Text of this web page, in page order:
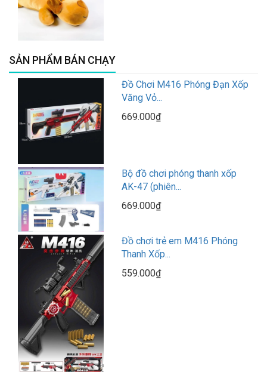
SẢN PHẨM BÁN CHẠY
Đồ Chơi M416 Phóng Đạn Xốp
Văng Vỏ...
669.000₫
Bộ đồ chơi phóng thanh xốp
AK-47 (phiên...
669.000₫
Đồ chơi trẻ em M416 Phóng
Thanh Xốp...
559.000₫